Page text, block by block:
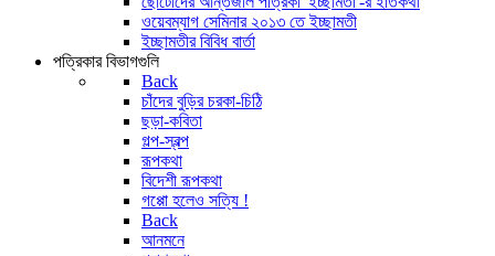
ওয়েবম্যাগ সেমিনার ২০১৩ তে ইচ্ছামতী
ইচ্ছামতীর বিবিধ বার্তা
পত্রিকার বিভাগগুলি
Back
চাঁদের বুড়ির চরকা-চিঠি
ছড়া-কবিতা
গল্প-স্বল্প
রূপকথা
বিদেশী রূপকথা
গপ্পো হলেও সত্যি !
Back
আনমনে